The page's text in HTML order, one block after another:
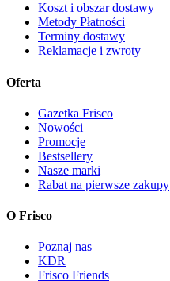
Koszt i obszar dostawy
Metody Płatności
Terminy dostawy
Reklamacje i zwroty
Oferta
Gazetka Frisco
Nowości
Promocje
Bestsellery
Nasze marki
Rabat na pierwsze zakupy
O Frisco
Poznaj nas
KDR
Frisco Friends